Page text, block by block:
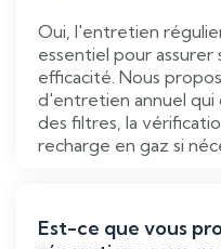
Oui, l'entretien
essentiel pour
efficacité. Nous
d'entretien annuel
des filtres, la
recharge en gaz si
Est-ce que vous